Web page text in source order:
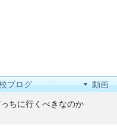
ブログ 動画
ちに行くべきなのか